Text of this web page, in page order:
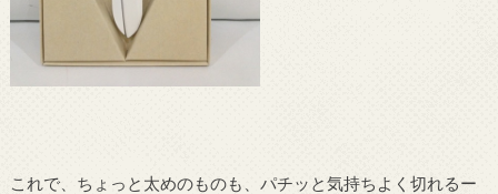
これで、ちょっと太めのものも、パチッと気持ちよく切れるー